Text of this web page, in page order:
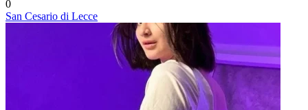
0
San Cesario di Lecce